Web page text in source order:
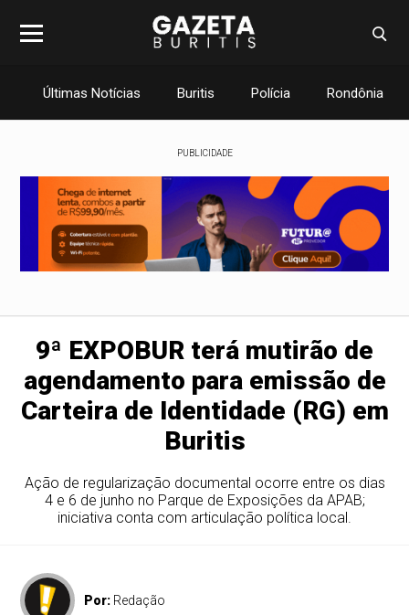
Últimas Notícias Buritis Polícia Rondônia
PUBLICIDADE
9ª EXPOBUR terá mutirão de
agendamento para emissão de
Carteira de Identidade (RG) em
Buritis
Ação de regularização documental ocorre entre os dias
4 e 6 de junho no Parque de Exposições da APAB;
iniciativa conta com articulação política local.
Por: Redação